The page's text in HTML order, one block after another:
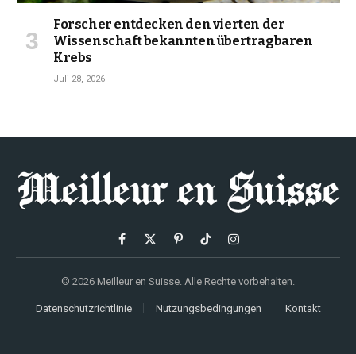
Forscher entdecken den vierten der
Wissenschaft bekannten übertragbaren
Krebs
Juli 28, 2026
Facebook
X
PinterestTikTokInstagram
© 2026 Meilleur en Suisse. Alle Rechte vorbehalten.
Datenschutzrichtlinie Nutzungsbedingungen Kontakt